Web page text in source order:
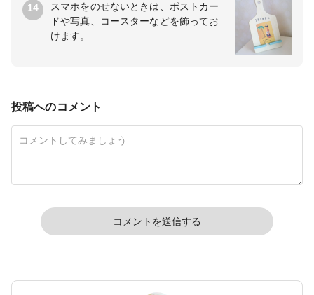
14
スマホをのせないときは、ポストカー
ドや写真、コースターなどを飾ってお
けます。
投稿へのコメント
コメントを送信する